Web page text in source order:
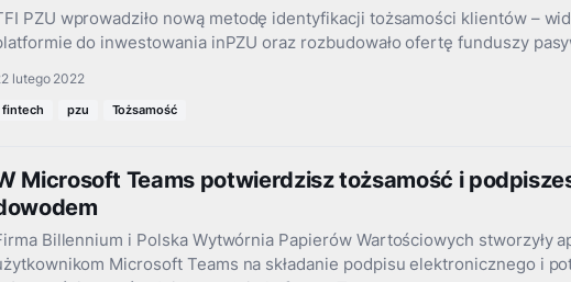
PZU wprowadziło nową metodę identyfikacji tożsamości klientów –
do inwestowania inPZU oraz rozbudowało ofertę funduszy
lutego 2022
fintech pzu Tożsamość
Microsoft Teams potwierdzisz tożsamość i
Billennium i Polska Wytwórnia Papierów Wartościowych stworzyły
Microsoft Teams na składanie podpisu elektronicznego i